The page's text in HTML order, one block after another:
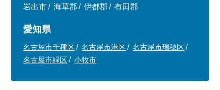
岩出市
海草郡 伊都郡 有田郡
愛知県
名古屋市千種区 名古屋市港区
名古屋市瑞穂区
名古屋市緑区
小牧市